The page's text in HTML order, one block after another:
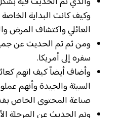
وكيف كانت البداية
العائلي واكتشاف المرض
ومن ثم تم الحديث عن
سفره إلى أمريكا.
وأضاف أيضاً كيف انهم
السيئة والجيدة وأنهم
صناعة المحتوى الخاص